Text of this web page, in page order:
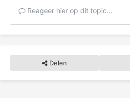
Reageer hier op dit topic...
Delen